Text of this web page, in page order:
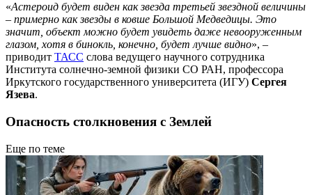
«Астероид будет виден как звезда третьей звездной величины
– примерно как звезды в ковше Большой Медведицы. Это
значит, объект можно будет увидеть даже невооруженным
глазом, хотя в бинокль, конечно, будет лучше видно», –
приводит ТАСС слова ведущего научного сотрудника
Института солнечно-земной физики СО РАН, профессора
Иркутского государственного университета (ИГУ) Сергея
Язева.
Опасность столкновения с Землей
Еще по теме